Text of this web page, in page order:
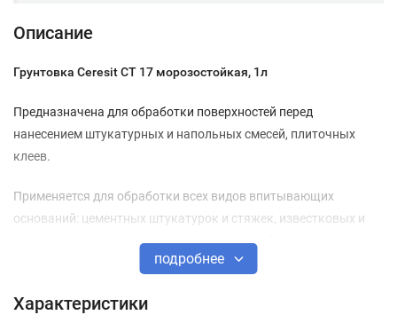
Описание
Грунтовка Ceresit СТ 17 морозостойкая, 1л
Предназначена для обработки поверхностей перед
нанесением штукатурных и напольных смесей, плиточных
клеев.
Применяется для обработки всех видов впитывающих
оснований: цементных штукатурок и стяжек, известковых и
гипсовых штукатурок, легкого и ячеистого бетона,
ангидритных стяжек, кладок из кирпича и природного камня,
гипсокартона.
подробнее
Характеристики